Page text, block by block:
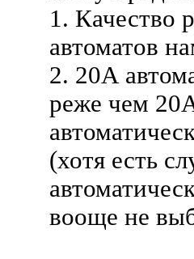
1. Качество
автоматов
2. 20А
реже чем
(хотя есть
вооще не